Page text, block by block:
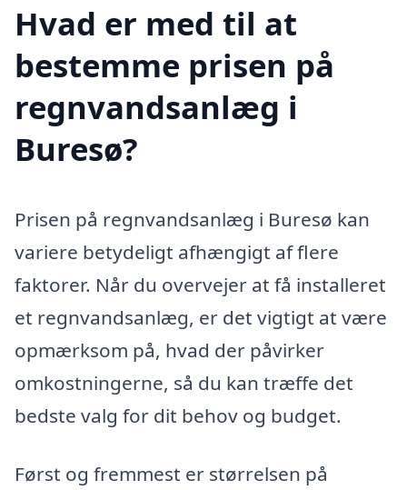
Hvad er med til at
bestemme prisen på
regnvandsanlæg i
Buresø?
Prisen på regnvandsanlæg i Buresø kan
variere betydeligt afhængigt af flere
faktorer. Når du overvejer at få installeret
et regnvandsanlæg, er det vigtigt at være
opmærksom på, hvad der påvirker
omkostningerne, så du kan træffe det
bedste valg for dit behov og budget.
Først og fremmest er størrelsen på